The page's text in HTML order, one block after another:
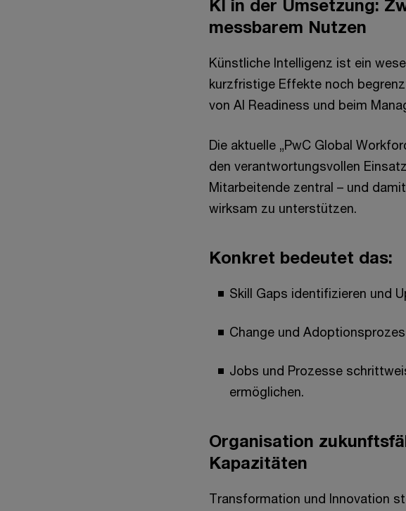
KI in der Umsetzung:
messbarem Nutzen
Künstliche Intelligenz ist ein
kurzfristige Effekte noch
von AI Readiness und beim
Die aktuelle „PwC Global
den verantwortungsvollen
Mitarbeitende zentral – und
wirksam zu unterstützen.
Konkret bedeutet das:
Skill Gaps identifizieren und
Change und
Jobs und Prozesse
ermöglichen.
Organisation
Kapazitäten
Transformation und Innovation